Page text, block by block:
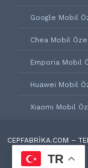
Google Mobil
Chea Mobil
Emporia Mobil
Huawei Mobil
Xiaomi Mobil
CEPFABRIKA.COM –
TR